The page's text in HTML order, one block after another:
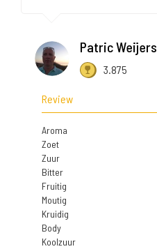
Patric Weijers
3.875
Review
Aroma
Zoet
Zuur
Bitter
Fruitig
Moutig
Kruidig
Body
Koolzuur